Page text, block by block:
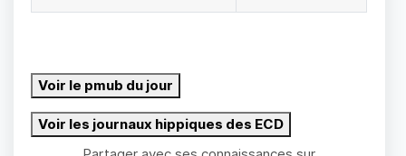
Voir le pmub du jour
Voir les journaux hippiques des ECD